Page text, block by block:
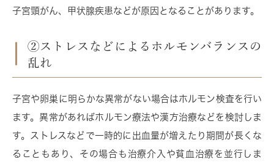
子宮頸がん、 甲状腺疾患などが原因となることがあります。
②ストレスなどによるホルモンバランスの
乱れ
子宮や卵巣に明らかな異常がない場合はホルモン検査を行い
ます。異常があればホルモン療法や漢方治療などを検討しま
す。ストレスなどで一時的に出血量が増えたり期間が長くな
ることもあり、その場合も治療介入や貧血治療を並行しま